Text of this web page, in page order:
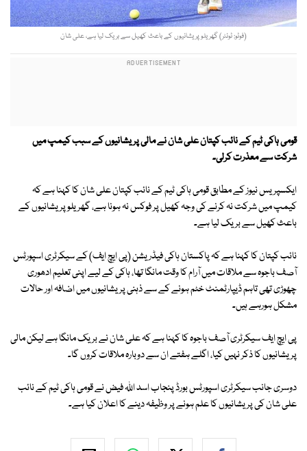
(فوٹو: ٹوئٹر) گھریلو پریشانیوں کے باعث کھیل سے بریک لیا ہے، علی شان
قومی ہاکی ٹیم کے نائب کپتان علی شان نے مالی پریشانیوں کے سبب کیمپ میں
شرکت سے معذرت کرلی۔
ایکسپریس نیوز کے مطابق قومی ہاکی ٹیم کے نائب کپتان علی شان کا کہنا ہے کہ
کیمپ میں شرکت نہ کرنے کی وجہ کھیل پر فوکس نہ ہونا ہے، گھریلو پریشانیوں کے
باعث کھیل سے بریک لیا ہے۔
نائب کپتان کا کہنا ہے کہ پاکستان ہاکی فیڈریشن (پی ایچ ایف) کے سیکرٹری اسپورٹس
آصف باجوہ سے ملاقات میں آرام کا وقت مانگا تھا، ہاکی کے لیے اپنی تعلیم ادھوری
چھوڑی تھی تاہم ڈیپارٹمنٹ خٹم ہونے کے سے ذہنی پریشانیوں میں اضافہ اور حالات
مشکل ہورہے ہیں۔
پی ایچ ایف سیکرٹری آصف باجوہ کا کہنا ہے کہ علی شان نے بریک مانگا ہے لیکن مالی
پریشانیوں کا ذکر نہیں کیا، اگلے ہفتے ان سے دوبارہ ملاقات کروں گا۔
دوسری جانب سیکرٹری اسپورٹس بورڈ پنجاب اسد اللہ فیض نے قومی ہاکی ٹیم کے نائب
علی شان کی پریشانیوں کا علم ہونے پر وظیفہ دینے کا اعلان کیا ہے۔